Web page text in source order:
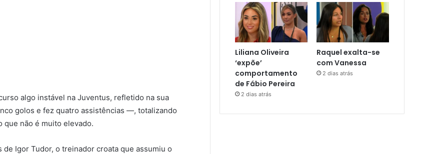
algo instável na Juventus, refletido na sua
golos e fez quatro assistências —, totalizando
que não é muito elevado.
Igor Tudor, o treinador croata que assumiu o
Liliana Oliveira
‘expõe’
comportamento
de Fábio Pereira
2 dias atrás
Raquel exalta-se
com Vanessa
2 dias atrás